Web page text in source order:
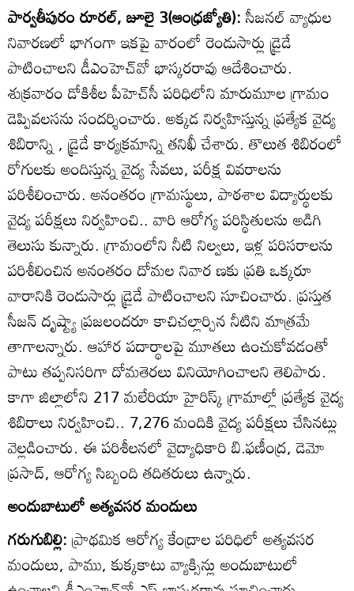
పార్వతీపురం రూరల్‌, జూలై 3(ఆంధ్రజ్యోతి):సీజనల్‌ వ్యాధుల
నివారణలో భాగంగా ఇకపై వారంలో రెండుసార్లు డ్రైడే
పాటించాలని డీఎంహెచ్‌వో భాస్కరరావు ఆదేశించారు.
శుక్రవారం డోకిశీల పీహెచ్‌సీ పరిధిలోని మారుమూల గ్రామం
డెప్పివలసను సందర్శించారు. అక్కడ నిర్వహిస్తున్న ప్రత్యేక వైద్య
శిబిరాన్ని , డ్రైడే కార్యక్రమాన్ని తనిఖీ చేశారు. తొలుత శిబిరంలో
రోగులకు అందిస్తున్న వైద్య సేవలు, పరీక్ష వివరాలను
పరిశీలించారు. అనంతరం గ్రామస్థులు, పాఠశాల విద్యార్థులకు
వైద్య పరీక్షలు నిర్వహించి.. వారి ఆరోగ్య పరిస్థితులను అడిగి
తెలుసు కున్నారు. గ్రామంలోని నీటి నిల్వలు, ఇళ్ల పరిసరాలను
పరిశీలించిన అనంతరం దోమల నివార ణకు ప్రతి ఒక్కరూ
వారానికి రెండుసార్లు డ్రైడే పాటించాలని సూచించారు. ప్రస్తుత
సీజన్‌ దృష్ట్యా ప్రజలందరూ కాచిచల్లార్చిన నీటిని మాత్రమే
తాగాలన్నారు. ఆహార పదార్థాలపై మూతలు ఉంచుకోవడంతో
పాటు తప్పనిసరిగా దోమతెరలు వినియోగించాలని తెలిపారు.
కాగా జిల్లాలోని 217 మలేరియా హైరిస్క్‌ గ్రామాల్లో ప్రత్యేక వైద్య
శిబిరాలు నిర్వహించి.. 7,276 మందికి వైద్య పరీక్షలు చేసినట్లు
వెల్లడించారు. ఈ పరిశీలనలో వైద్యాధికారి బి.ఫణీంద్ర, డెమో
ప్రసాద్‌, ఆరోగ్య సిబ్బంది తదితరులు ఉన్నారు.
అందుబాటులో అత్యవసర మందులు
గరుగుబిల్లి:ప్రాథమిక ఆరోగ్య కేంద్రాల పరిధిలో అత్యవసర
మందులు, పాము, కుక్కకాటు వ్యాక్సిన్లు అందుబాటులో